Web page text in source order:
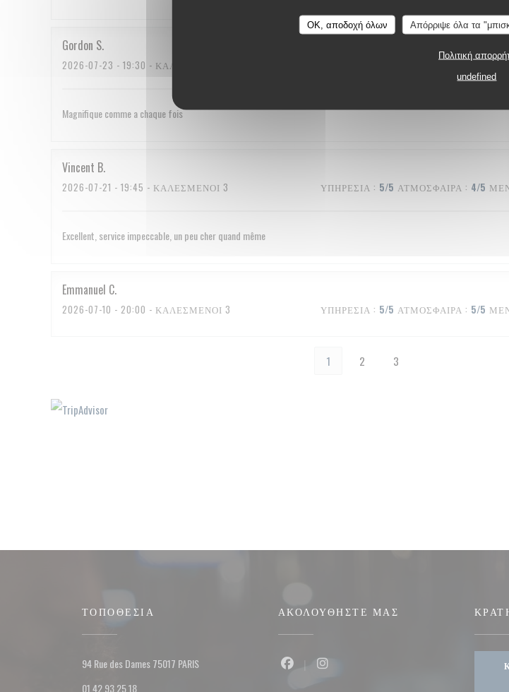
OK, αποδοχή όλων Απόρριψε όλα τα
Πολιτική
undefined
Gordon S
2026-07-23 - 19:30 - ΚΑΛΕΣΜΈΝΟΙ 2 5
Magnifique comme a chaque fois
Vincent B
2026-07-21 - 19:45 - ΚΑΛΕΣΜΈΝΟΙ 3 ΥΠΗΡΕΣΊΑ : 5/5 ΑΤΜΌΣΦΑΙΡΑ : 4/5
Excellent, service impeccable, un peu cher quand même
Emmanuel C
2026-07-10 - 20:00 - ΚΑΛΕΣΜΈΝΟΙ 3 ΥΠΗΡΕΣΊΑ : 5/5 ΑΤΜΌΣΦΑΙΡΑ : 5/5
1 2 3
ΤΟΠΟΘΕΣΊΑ
94 Rue des Dames 75017 PARIS((ανοίγει σε νέο παράθυρο))
01 42 93 25 18
ΑΚΟΛΟΥΘΉΣΤΕ ΜΑΣ
Facebook ((ανοίγει σε νέο παράθυρο))
Instagram ((ανοίγει σε νέο